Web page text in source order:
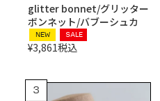
glitter bonnet/グリッター
ボンネット/バブーシュカ
NEW SALE
¥3,861税込